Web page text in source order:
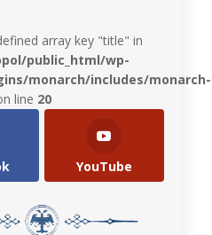
array key "title" in
public_html/wp-
monarch/includes/monarch-
line 20
YouTube